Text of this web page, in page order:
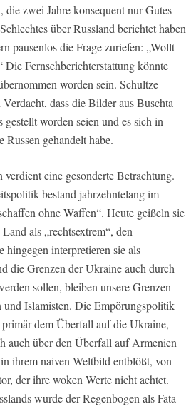
die zwei Jahre konsequent nur Gutes
über Russland berichtet haben
pausenlos die Frage zuriefen: „Wollt
Fernsehberichterstattung könnte
worden sein. Schultze-
dass die Bilder aus Buschta
worden seien und es sich in
gehandelt habe.
eine gesonderte Betrachtung.
bestand jahrzehntelang im
ohne Waffen“. Heute geißeln sie
als „rechtsextrem“, den
interpretieren sie als
die Grenzen der Ukraine auch durch
sollen, bleiben unsere Grenzen
Islamisten. Die Empörungspolitik
dem Überfall auf die Ukraine,
auch über den Überfall auf Armenien
ihrem naiven Weltbild entblößt, von
der ihre woken Werte nicht achtet.
wurde der Regenbogen als Fata